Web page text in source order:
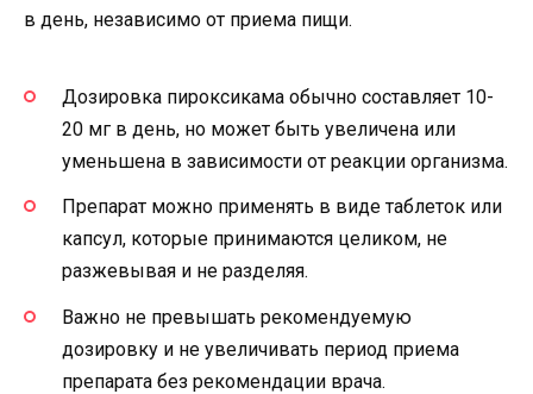
в день, независимо от приема пищи.
Дозировка пироксикама обычно составляет 10-
20 мг в день, но может быть увеличена или
уменьшена в зависимости от реакции организма.
Препарат можно применять в виде таблеток или
капсул, которые принимаются целиком, не
разжевывая и не разделяя.
Важно не превышать рекомендуемую
дозировку и не увеличивать период приема
препарата без рекомендации врача.